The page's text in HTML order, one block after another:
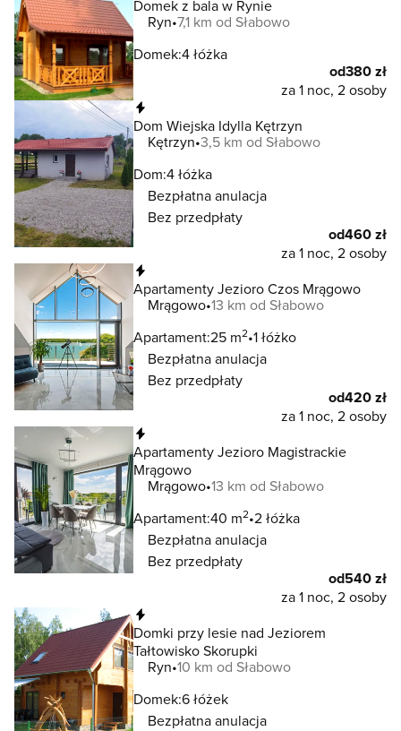
Domek z bala w Rynie
Ryn 7,1 km od Słabowo
Domek:4 łóżka
od380 zł
za 1 noc, 2 osoby
Dom Wiejska Idylla Kętrzyn
Kętrzyn 3,5 km od Słabowo
Dom:4 łóżka
Bezpłatna anulacja
Bez przedpłaty
od460 zł
za 1 noc, 2 osoby
Apartamenty Jezioro Czos Mrągowo
Mrągowo 13 km od Słabowo
Apartament:25 m2 1 łóżko
Bezpłatna anulacja
Bez przedpłaty
od420 zł
za 1 noc, 2 osoby
Apartamenty Jezioro Magistrackie
Mrągowo
Mrągowo 13 km od Słabowo
Apartament:40 m2 2 łóżka
Bezpłatna anulacja
Bez przedpłaty
od540 zł
za 1 noc, 2 osoby
Domki przy lesie nad Jeziorem
Tałtowisko Skorupki
Ryn 10 km od Słabowo
Domek:6 łóżek
Bezpłatna anulacja